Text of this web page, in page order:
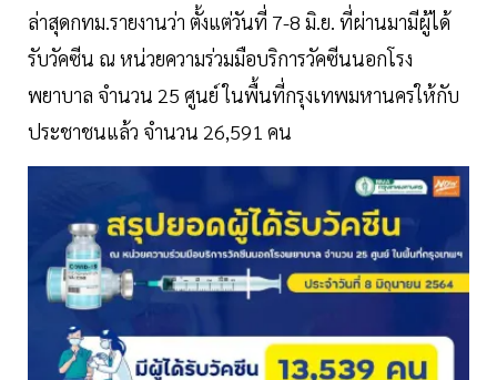
ล่าสุดกทม.รายงานว่า ตั้งแต่วันที่ 7-8 มิ.ย. ที่ผ่านมามีผู้ได้
รับวัคซีน ณ หน่วยความร่วมมือบริการวัคซีนนอกโรง
พยาบาล จำนวน 25 ศูนย์ ในพื้นที่กรุงเทพมหานครให้กับ
ประชาชนแล้ว จำนวน 26,591 คน